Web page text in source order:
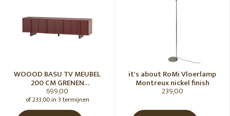
WOOOD BASU TV MEUBEL
200 CM GRENEN
BORDEAUXROOD [fsc]
699,00
of 233,00 in 3 termijnen
it's about RoMi Vloerlamp
Montreux nickel finish
239,00